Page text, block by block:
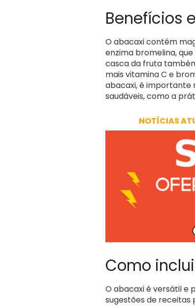
Benefícios
O abacaxi contém
enzima bromelina,
casca da fruta
mais vitamina C e
abacaxi, é importante
saudáveis, como a
NOTÍCIAS
Como
O abacaxi é versátil e
sugestões de receitas